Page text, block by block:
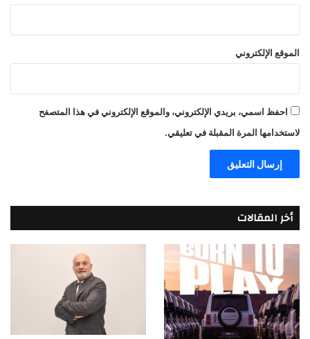
الموقع الإلكتروني
احفظ اسمي، بريدي الإلكتروني، والموقع الإلكتروني في هذا المتصفح
لاستخدامها المرة المقبلة في تعليقي.
أخر المقالات